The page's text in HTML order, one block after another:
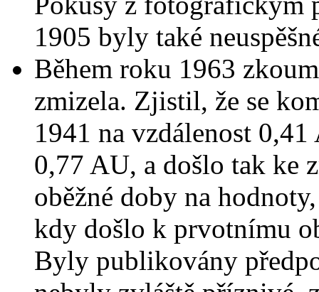
1905 byly také
Během roku 1963
zmizela. Zjistil, že se
1941 na vzdálenost
0,77 AU, a došlo tak ke
oběžné doby na
kdy došlo k prvotnímu
Byly publikovány